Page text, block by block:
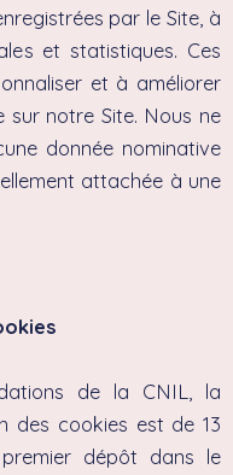
par le Site, à
et statistiques. Ces
et à améliorer
sur notre Site. Nous ne
donnée nominative
attachée à une
de la CNIL, la
des cookies est de 13
dépôt dans le